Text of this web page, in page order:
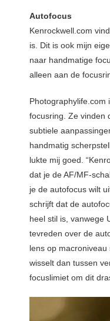
Autofocus
Kenrockwell.com
is. Dit is ook mijn
naar handmatige
alleen aan de
Photographylife.com
focusring. Ze vinden
subtiele
handmatig
lukte mij goed.
dat je de AF/MF-
je de autofocus wilt
schrijft dat de
heel stil is, vanwege
tevreden over de
lens op macroniveau
wisselt dan tussen
focuslimiet om dit